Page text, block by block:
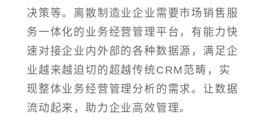
决策等。离散制造业企业需要市场销售服
务一体化的业务经营管理平台，有能力快
速对接企业内外部的各种数据源，满足企
业越来越迫切的超越传统CRM范畴，实
现整体业务经营管理分析的需求。让数据
流动起来，助力企业高效管理。